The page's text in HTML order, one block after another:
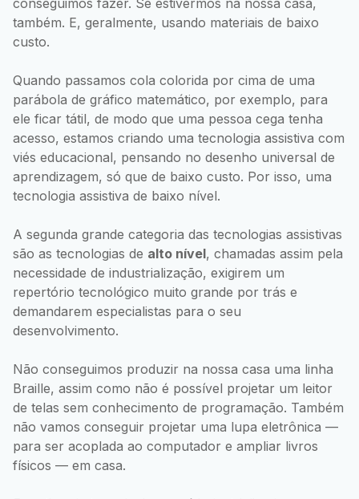
conseguimos fazer. Se estivermos na nossa casa,
também. E, geralmente, usando materiais de baixo
custo.
Quando passamos cola colorida por cima de uma
parábola de gráfico matemático, por exemplo, para
ele ficar tátil, de modo que uma pessoa cega tenha
acesso, estamos criando uma tecnologia assistiva com
viés educacional, pensando no desenho universal de
aprendizagem, só que de baixo custo. Por isso, uma
tecnologia assistiva de baixo nível.
A segunda grande categoria das tecnologias assistivas
são as tecnologias de alto nível, chamadas assim pela
necessidade de industrialização, exigirem um
repertório tecnológico muito grande por trás e
demandarem especialistas para o seu
desenvolvimento.
Não conseguimos produzir na nossa casa uma linha
Braille, assim como não é possível projetar um leitor
de telas sem conhecimento de programação. Também
não vamos conseguir projetar uma lupa eletrônica —
para ser acoplada ao computador e ampliar livros
físicos — em casa.